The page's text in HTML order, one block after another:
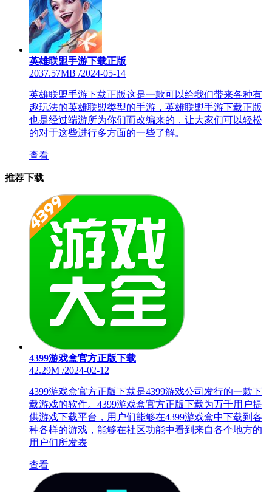
英雄联盟手游下载正版
2037.57MB /2024-05-14
英雄联盟手游下载正版这是一款可以给我们带来各种有
趣玩法的英雄联盟类型的手游，英雄联盟手游下载正版
也是经过端游所为你们而改编来的，让大家们可以轻松
的对于这些进行多方面的一些了解。
查看
推荐下载
4399游戏盒官方正版下载
42.29M /2024-02-12
4399游戏盒官方正版下载是4399游戏公司发行的一款下
载游戏的软件。4399游戏盒官方正版下载为万千用户提
供游戏下载平台，用户们能够在4399游戏盒中下载到各
种各样的游戏，能够在社区功能中看到来自各个地方的
用户们所发表
查看